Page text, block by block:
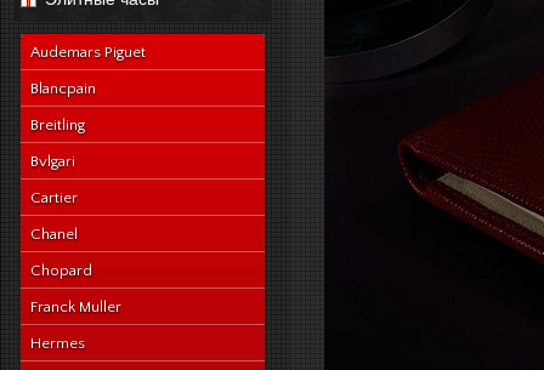
Audemars Piguet
Blancpain
Breitling
Bvlgari
Cartier
Chanel
Chopard
Franck Muller
Hermes